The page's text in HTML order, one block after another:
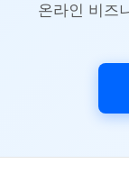
온라인 비즈